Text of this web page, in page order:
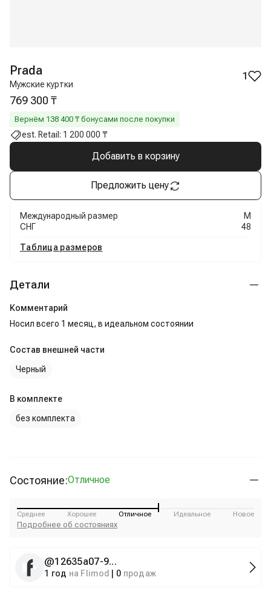
Prada
Мужские куртки
1
769 300 ₸
Вернём 138 400 ₸ бонусами после покупки
est. Retail: 1 200 000 ₸
Добавить в корзину
Предложить цену
Международный размер
M
СНГ
48
Таблица размеров
Детали
Комментарий
Носил всего 1 месяц, в идеальном состоянии
Состав внешней части
Черный
В комплекте
без комплекта
Состояние:Отличное
Среднее Хорошее Отличное Идеальное Новое
Подробнее об состояниях
@12635a07-9...
1 год на Flimod 0 продаж